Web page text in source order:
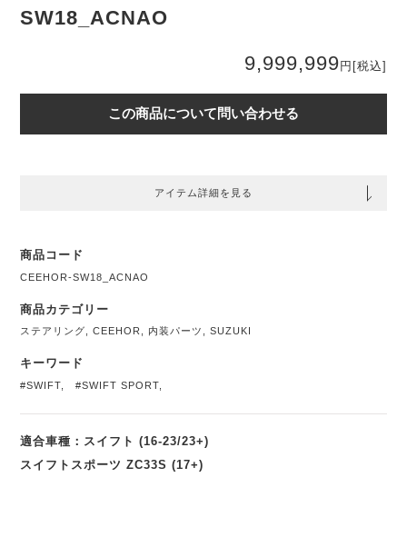
SW18_ACNAO
9,999,999 円 [税込]
この商品について問い合わせる
アイテム詳細を見る
商品コード
CEEHOR-SW18_ACNAO
商品カテゴリー
ステアリング ,CEEHOR 内装パーツ ,SUZUKI
キーワード
#SWIFT ,#SWIFT SPORT
適合車種：スイフト (16-23/23+)
スイフトスポーツ ZC33S (17+)